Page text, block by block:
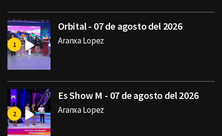
Orbital - 07 de agosto del 2026
Aranxa Lopez
Es Show M - 07 de agosto del 2026
Aranxa Lopez